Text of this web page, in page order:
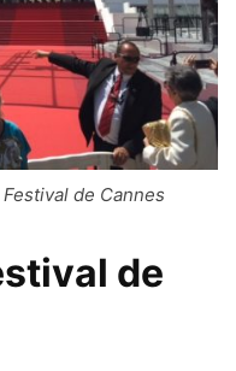
de Cannes
de